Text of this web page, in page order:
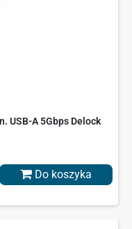
USB-A 5Gbps Delock
Do koszyka